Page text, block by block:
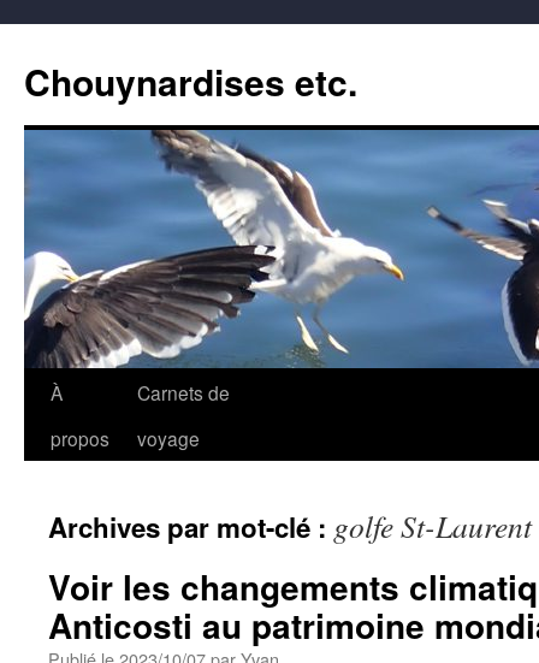
contenu
Chouynardises etc.
À
propos
Carnets de
voyage
Archives par mot-clé : golfe St-Laurent
Voir les changements
Anticosti au patrimoine